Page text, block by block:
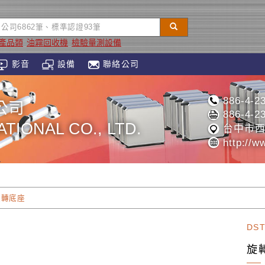
品類 油霧回收機 檢驗量測設備
影音 設備 聯絡公司
司
CO., LTD.
886-4-
886-4-
台中市
http://
底座
旋